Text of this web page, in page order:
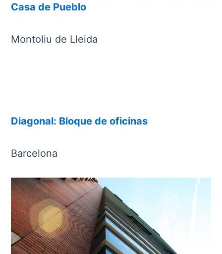
Casa de Pueblo
Montoliu de Lleida
Diagonal: Bloque de oficinas
Barcelona